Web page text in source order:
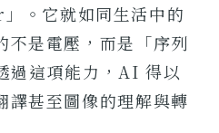
。它就如同生活中的
不是電壓，而是「序列
過這項能力，AI 得以
譯甚至圖像的理解與轉